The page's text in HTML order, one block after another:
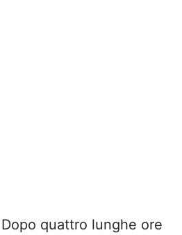
Dopo quattro lunghe ore